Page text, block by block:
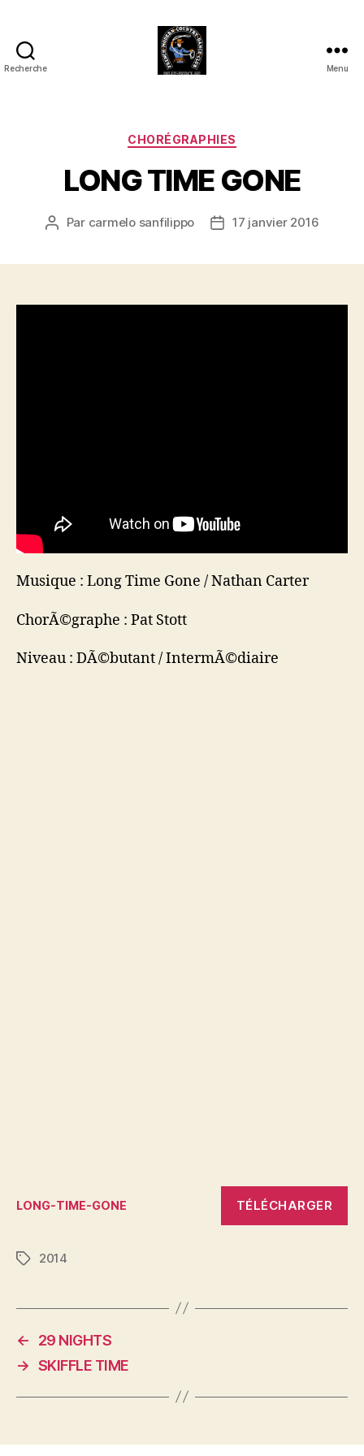
Recherche
de
Billy-
Berclau
(62)
Menu
Catégories
CHORÉGRAPHIES
LONG TIME GONE
Auteur
Par carmelo sanfilippo
Date17 janvier 2016
Musique : Long Time Gone / Nathan Carter
ChorÃ©graphe : Pat Stott
Niveau : DÃ©butant / IntermÃ©diaire
LONG-TIME-GONE TÉLÉCHARGER
Étiquettes
2014
←
29 NIGHTS
→ SKIFFLE TIME